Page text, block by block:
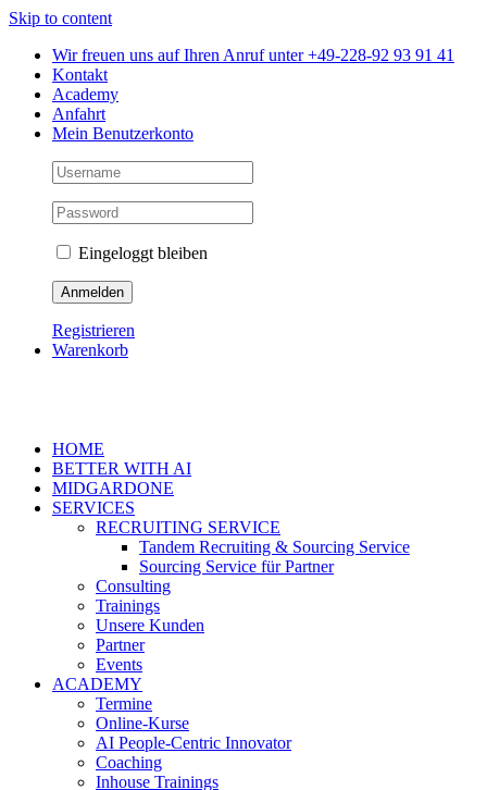
Skip to content
Wir freuen uns auf Ihren Anruf unter +49-228-92 93 91 41
Kontakt
Academy
Anfahrt
Mein Benutzerkonto
Eingeloggt bleiben
Registrieren
Warenkorb
HOME
BETTER WITH AI
MIDGARDONE
SERVICES
RECRUITING SERVICE
Tandem Recruiting & Sourcing Service
Sourcing Service für Partner
Consulting
Trainings
Unsere Kunden
Partner
Events
ACADEMY
Termine
Online-Kurse
AI People-Centric Innovator
Coaching
Inhouse Trainings